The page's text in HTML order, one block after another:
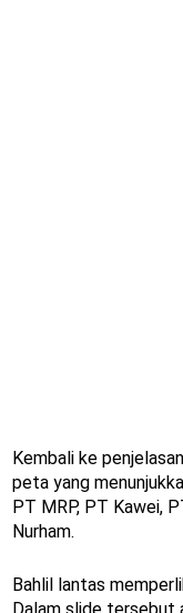
Kembali ke
peta yang
PT MRP, PT Kawei,
Nurham.
Bahlil lantas